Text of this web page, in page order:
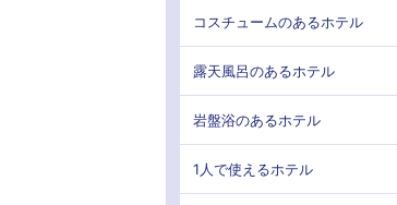
コスチュームのあるホテル
露天風呂のあるホテル
岩盤浴のあるホテル
1人で使えるホテル